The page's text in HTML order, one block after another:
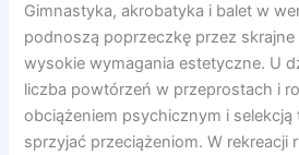
Gimnastyka, akrobatyka i balet w
podnoszą poprzeczkę przez skrajne
wysokie wymagania estetyczne. U
liczba powtórzeń w przeprostach i
obciążeniem psychicznym i
sprzyjać przeciążeniom. W rekreacji